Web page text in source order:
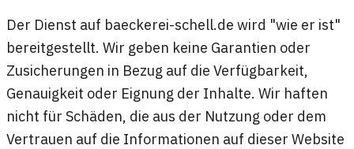
Der Dienst auf baeckerei-schell.de wird "wie er ist"
bereitgestellt. Wir geben keine Garantien oder
Zusicherungen in Bezug auf die Verfügbarkeit,
Genauigkeit oder Eignung der Inhalte. Wir haften
nicht für Schäden, die aus der Nutzung oder dem
Vertrauen auf die Informationen auf dieser Website